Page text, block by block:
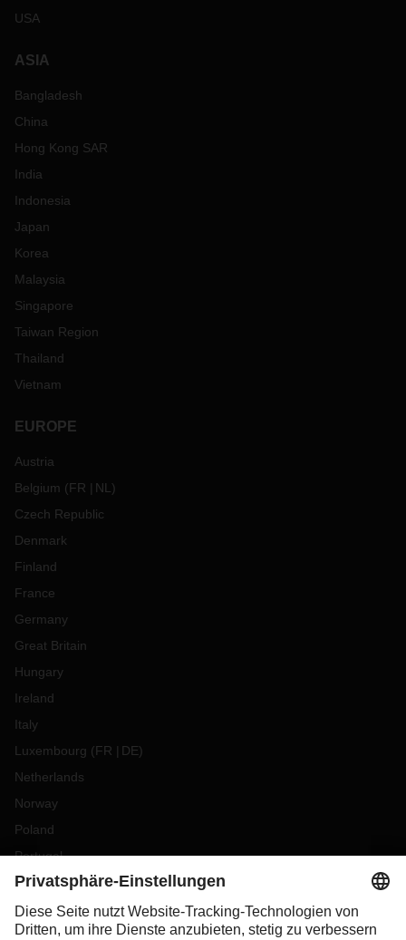
USA
ASIA
Bangladesh
China
Hong Kong SAR
India
Indonesia
Japan
Korea
Malaysia
Singapore
Taiwan Region
Thailand
Vietnam
EUROPE
Austria
Belgium (FR NL )
Czech Republic
Denmark
Finland
France
Germany
Great Britain
Hungary
Ireland
Italy
Luxembourg (FR DE)
Netherlands
Norway
Poland
Portugal
Romania
Slovakia
Spain